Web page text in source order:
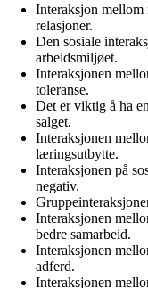
Interaksjon mellom
relasjoner.
Den sosiale
arbeidsmiljøet.
Interaksjonen
toleranse.
Det er viktig å ha
salget.
Interaksjonen
læringsutbytte.
Interaksjonen på
negativ.
Interaksjonen
bedre samarbeid.
Interaksjonen
adferd.
Interaksjonen